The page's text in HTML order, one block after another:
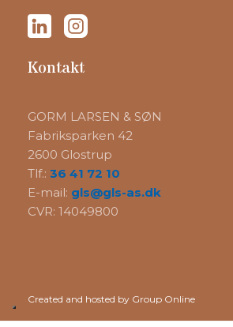
​Kontakt
​GORM LARSEN & SØN
Fabriksparken 42
2600 Glostrup
Tlf.: 36 41 72 10
E-mail: gls@gls-as.dk
CVR: 14049800
Created and hosted by Group Online